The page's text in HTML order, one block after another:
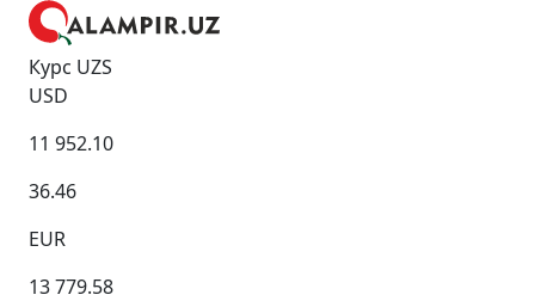
Курс UZS
USD
11 952.10
36.46
EUR
13 779.58